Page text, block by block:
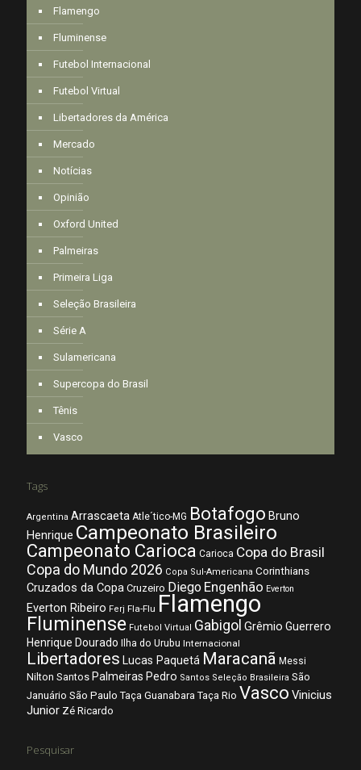
Flamengo
Fluminense
Futebol Internacional
Futebol Virtual
Libertadores da América
Mercado
Notícias
Opinião
Oxford United
Palmeiras
Primeira Liga
Seleção Brasileira
Série A
Sulamericana
Supercopa do Brasil
Tênis
Vasco
Tags
Argentina Arrascaeta Atle´tico-MG Botafogo Bruno
Henrique Campeonato Brasileiro
Campeonato Carioca Carioca Copa do Brasil
Copa do Mundo 2026 Copa Sul-Americana Corinthians
Cruzados da Copa Cruzeiro Diego Engenhão Everton
Everton Ribeiro Ferj Fla-Flu Flamengo
Fluminense Futebol Virtual Gabigol Grêmio Guerrero
Henrique Dourado Ilha do Urubu Internacional
Libertadores Lucas Paquetá Maracanã Messi
Nilton Santos Palmeiras Pedro Santos Seleção Brasileira São
Januário São Paulo Taça Guanabara Taça Rio Vasco Vinicius
Junior Zé Ricardo
Pesquisar